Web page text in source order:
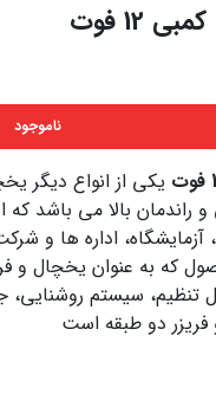
فوت
ناموجود
یکی از انواع دیگر
راندمان بالا می باشد که
آزمایشگاه، اداره
که به عنوان یخچال و
تنظیم، سیستم
دو طبقه است